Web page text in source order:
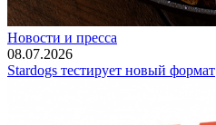
Новости и пресса
08.07.2026
Stardogs тестирует новый формат